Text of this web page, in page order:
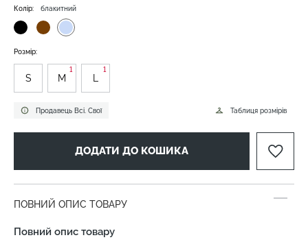
Продавець Всі. Свої
Колір: блакитний
Таблиця розмірів
Розмір:
S M
1
L
1
ДОДАТИ ДО КОШИКА
ПОВНИЙ ОПИС ТОВАРУ
Повний опис товару